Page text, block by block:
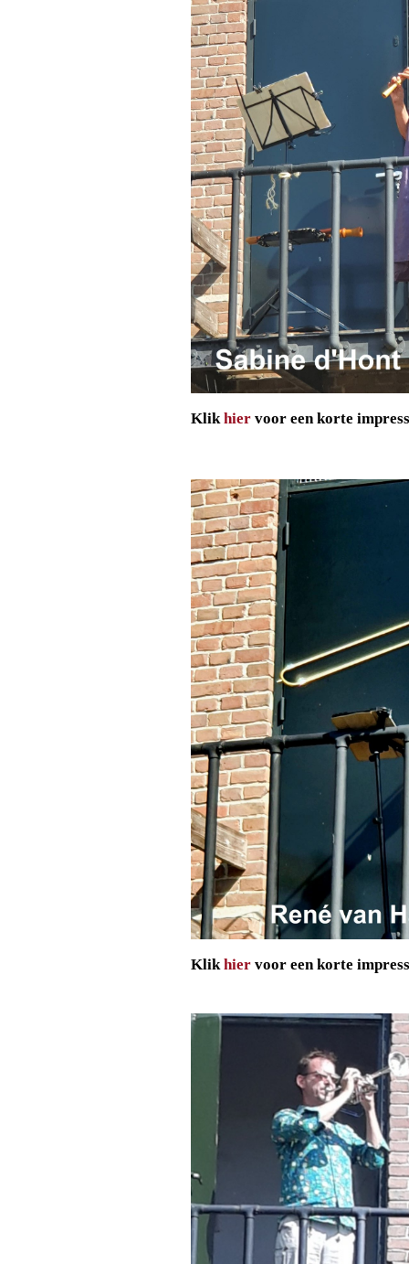
Klik hier voor een korte
Klik hier voor een korte